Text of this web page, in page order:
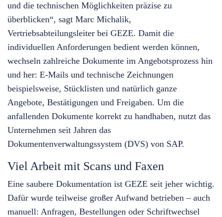
und die technischen Möglichkeiten präzise zu
überblicken“, sagt Marc Michalik,
Vertriebsabteilungsleiter bei GEZE. Damit die
individuellen Anforderungen bedient werden können,
wechseln zahlreiche Dokumente im Angebotsprozess hin
und her: E-Mails und technische Zeichnungen
beispielsweise, Stücklisten und natürlich ganze
Angebote, Bestätigungen und Freigaben. Um die
anfallenden Dokumente korrekt zu handhaben, nutzt das
Unternehmen seit Jahren das
Dokumentenverwaltungssystem (DVS) von SAP.
Viel Arbeit mit Scans und Faxen
Eine saubere Dokumentation ist GEZE seit jeher wichtig.
Dafür wurde teilweise großer Aufwand betrieben – auch
manuell: Anfragen, Bestellungen oder Schriftwechsel